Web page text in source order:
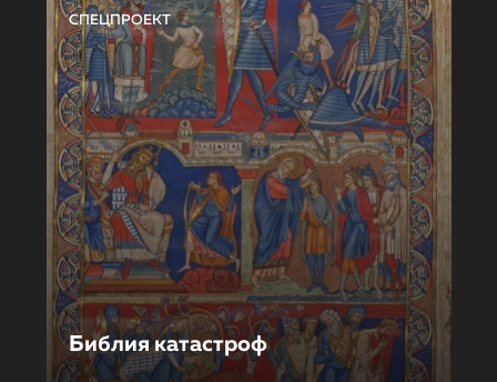
СПЕЦПРОЕКТ
Библия катастроф